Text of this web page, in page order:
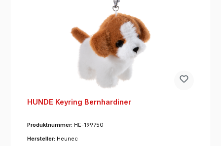
HUNDE Keyring Bernhardiner
Produktnummer: HE-199750
Hersteller: Heunec